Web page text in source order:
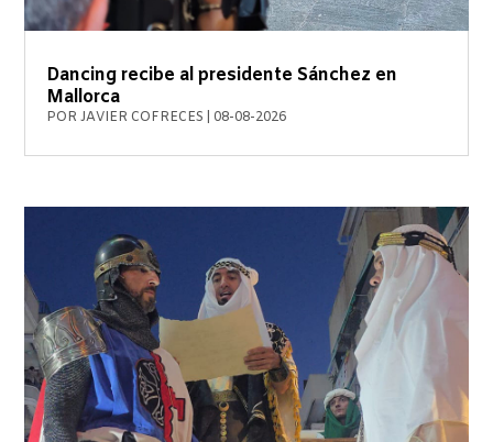
Dancing recibe al presidente Sánchez en
Mallorca
PORJAVIER COFRECES 08-08-2026